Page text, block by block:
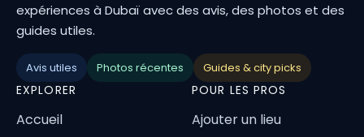
expériences à Dubaï avec des avis, des photos et des
guides utiles.
Avis utiles Photos récentes Guides & city picks
EXPLORER
Accueil
POUR LES PROS
Ajouter un lieu